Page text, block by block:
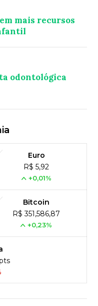
mais recursos
odontológica
Euro
R$ 5,92
+0,01%
Bitcoin
R$ 351,586,87
+0,23%